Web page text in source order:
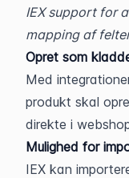
IEX support for
mapping af
Opret som
Med
produkt skal
direkte i
Mulighed for
IEX kan